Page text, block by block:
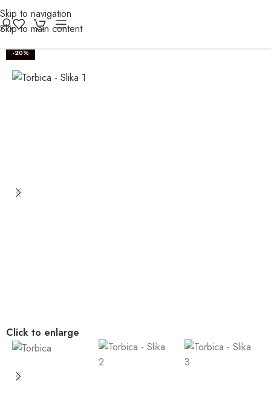
Skip to navigation
Skip to main content
-20%
Click to enlarge